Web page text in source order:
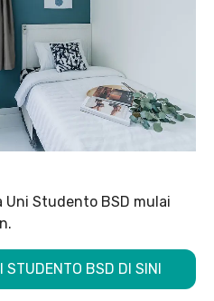
Uni Studento BSD mulai
STUDENTO BSD DI SINI